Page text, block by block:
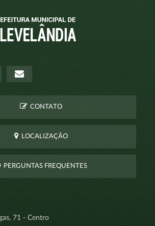
CONTATO
LOCALIZAÇÃO
PERGUNTAS FREQUENTES
71 - Centro